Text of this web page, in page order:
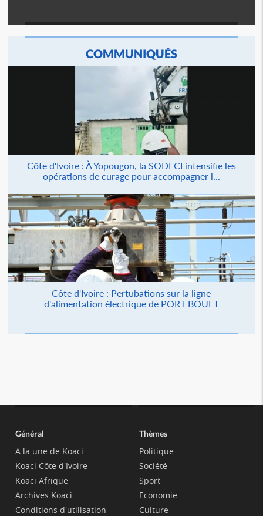
COMMUNIQUÉS
Côte d'Ivoire : À Yopougon, la SODECI intensifie les
opérations de curage pour accompagner l...
Côte d'Ivoire : Pertubations sur la ligne
d'alimentation électrique de PORT BOUET
Général
A la une de Koaci
Koaci Côte d'Ivoire
Koaci Afrique
Archives Koaci
Conditions d'utilisation
Thèmes
Politique
Société
Sport
Economie
Culture